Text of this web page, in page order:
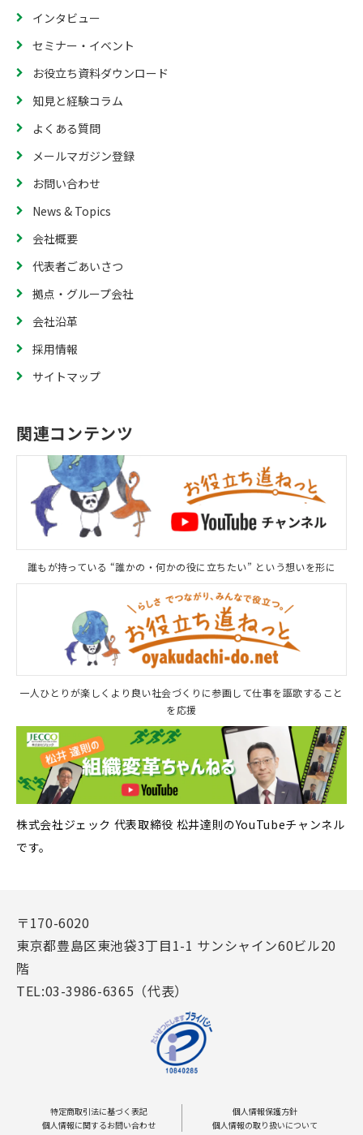
インタビュー
セミナー・イベント
お役立ち資料ダウンロード
知見と経験コラム
よくある質問
メールマガジン登録
お問い合わせ
News & Topics
会社概要
代表者ごあいさつ
拠点・グループ会社
会社沿革
採用情報
サイトマップ
関連コンテンツ
誰もが持っている “誰かの・何かの役に立ちたい” という想いを形に
一人ひとりが楽しくより良い社会づくりに参画して仕事を謳歌すること
を応援
株式会社ジェック 代表取締役 松井達則のYouTubeチャンネル
です。
〒170-6020
東京都豊島区東池袋3丁目1-1 サンシャイン60ビル20
階
TEL:03-3986-6365（代表）
特定商取引法に基づく表記
個人情報保護方針
個人情報に関するお問い合わせ
個人情報の取り扱いについて